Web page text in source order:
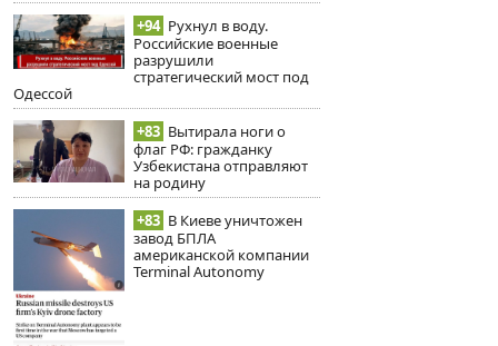
+94 Рухнул в воду.
Российские военные
разрушили
стратегический мост под
Одессой
+83 Вытирала ноги о
флаг РФ: гражданку
Узбекистана отправляют
на родину
+83 В Киеве уничтожен
завод БПЛА
американской компании
Terminal Autonomy